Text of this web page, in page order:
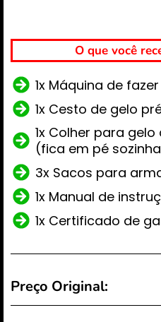
O que você
1x Máquina de
1x Cesto de gelo
1x Colher para
(fica em pé
3x Sacos para
1x Manual de
1x Certificado de
Preço Original: